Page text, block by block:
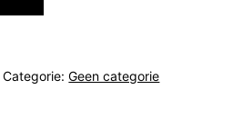
Categorie:Geen categorie